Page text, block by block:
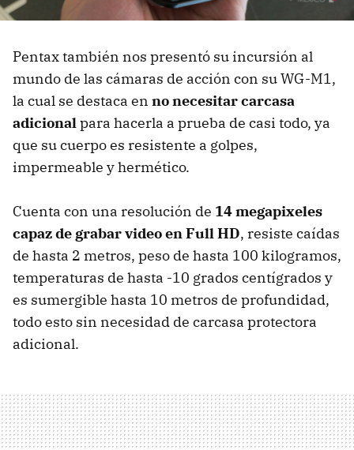
Pentax también nos presentó su incursión al
mundo de las cámaras de acción con su WG-M1,
la cual se destaca en no necesitar carcasa
adicionalpara hacerla a prueba de casi todo, ya
que su cuerpo es resistente a golpes,
impermeable y hermético.
Cuenta con una resolución de 14 megapixeles
capaz de grabar video en Full HD, resiste caídas
de hasta 2 metros, peso de hasta 100 kilogramos,
temperaturas de hasta -10 grados centígrados y
es sumergible hasta 10 metros de profundidad,
todo esto sin necesidad de carcasa protectora
adicional.